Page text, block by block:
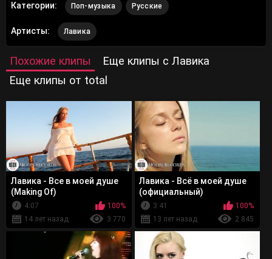
Категории: Поп-музыка Русские
Артисты: Лавика
Похожие клипы
Еще клипы с Лавика
Еще клипы от total
Лавика - Все в моей душе
(Making Of)
4:07
100%
14 лет назад
3 770
Лавика - Всё в моей душе
(официальный)
3:41
100%
13 лет назад
2 845